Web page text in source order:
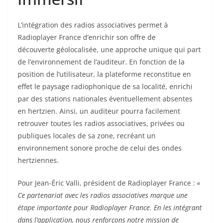
L’intégration des radios associatives permet à
Radioplayer France d’enrichir son offre de
découverte géolocalisée, une approche unique qui part
de l’environnement de l’auditeur. En fonction de la
position de l’utilisateur, la plateforme reconstitue en
effet le paysage radiophonique de sa localité, enrichi
par des stations nationales éventuellement absentes
en hertzien. Ainsi, un auditeur pourra facilement
retrouver toutes les radios associatives, privées ou
publiques locales de sa zone, recréant un
environnement sonore proche de celui des ondes
hertziennes.
Pour Jean-Éric Valli, président de Radioplayer France : «
Ce partenariat avec les radios associatives marque une
étape importante pour Radioplayer France. En les intégrant
dans l’application, nous renforçons notre mission de